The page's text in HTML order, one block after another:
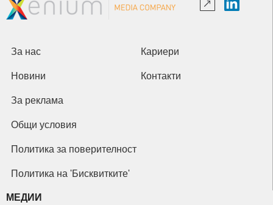
За нас Кариери
Новини Контакти
За реклама
Общи условия
Политика за поверителност
Политика на 'Бисквитките'
МЕДИИ